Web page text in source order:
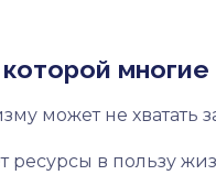
может не хватать
в пользу